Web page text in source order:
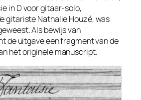
in Dvoor gitaar-solo,
gitariste Nathalie Houzé, was
Als bewijs van
de uitgave een fragment van de
het originele manuscript.